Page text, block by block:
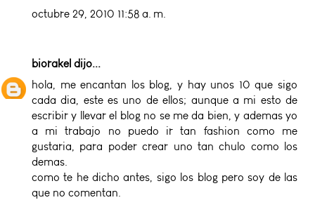
octubre 29, 2010 11:58 a. m.
biorakel dijo...
hola, me encantan los blog, y hay unos 10 que sigo
cada dia, este es uno de ellos; aunque a mi esto de
escribir y llevar el blog no se me da bien, y ademas yo
a mi trabajo no puedo ir tan fashion como me
gustaria, para poder crear uno tan chulo como los
demas.
como te he dicho antes, sigo los blog pero soy de las
que no comentan.